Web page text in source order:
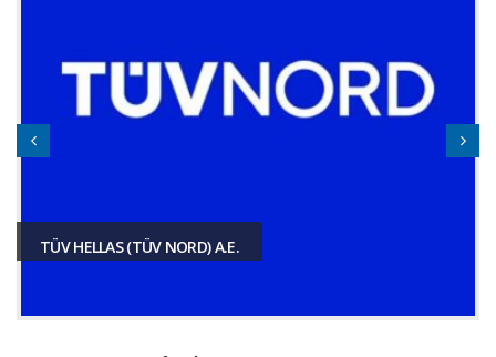
TÜV HELLAS (TÜV NORD) A.E.